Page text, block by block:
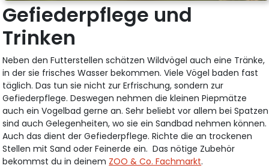
Gefiederpflege und
Trinken
Neben den Futterstellen schätzen Wildvögel auch eine Tränke,
in der sie frisches Wasser bekommen. Viele Vögel baden fast
täglich. Das tun sie nicht zur Erfrischung, sondern zur
Gefiederpflege. Deswegen nehmen die kleinen Piepmätze
auch ein Vogelbad gerne an. Sehr beliebt vor allem bei Spatzen
sind auch Gelegenheiten, wo sie ein Sandbad nehmen können.
Auch das dient der Gefiederpflege. Richte die an trockenen
Stellen mit Sand oder Feinerde ein. Das nötige Zubehör
bekommst du in deinem ZOO & Co. Fachmarkt.